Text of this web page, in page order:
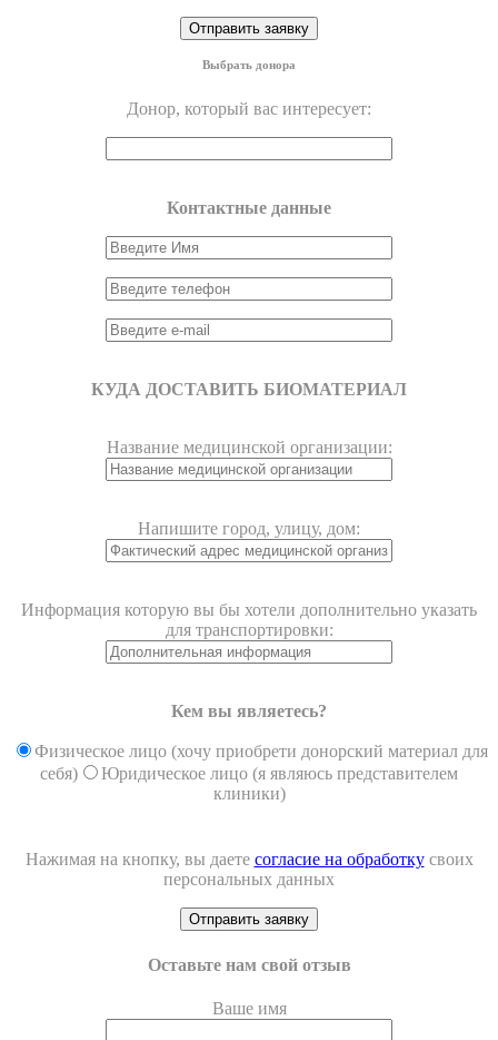
Выбрать донора
Донор, который вас интересует:
Контактные данные
КУДА ДОСТАВИТЬ БИОМАТЕРИАЛ
Название медицинской организации:
Напишите город, улицу, дом:
Информация которую вы бы хотели дополнительно указать
для транспортировки:
Кем вы являетесь?
Физическое лицо (хочу приобрети донорский материал для
себя)
Юридическое лицо (я являюсь представителем
клиники)
Нажимая на кнопку, вы даете согласие на обработкусвоих
персональных данных
Оставьте нам свой отзыв
Ваше имя